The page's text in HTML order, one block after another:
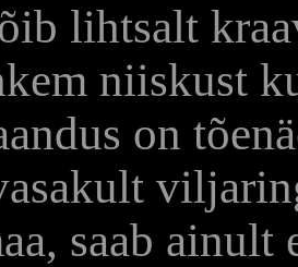
lihtsalt
niiskust
on
saab ainult